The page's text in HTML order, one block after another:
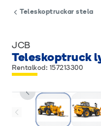
Teleskoptruckar stela
JCB
Teleskoptruck
Rentalkod: 157213300